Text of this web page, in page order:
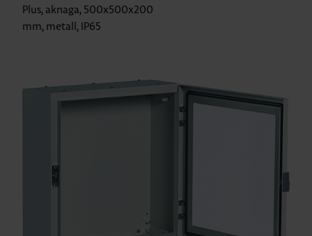
Plus, aknaga, 500x500x200
mm, metall, IP65